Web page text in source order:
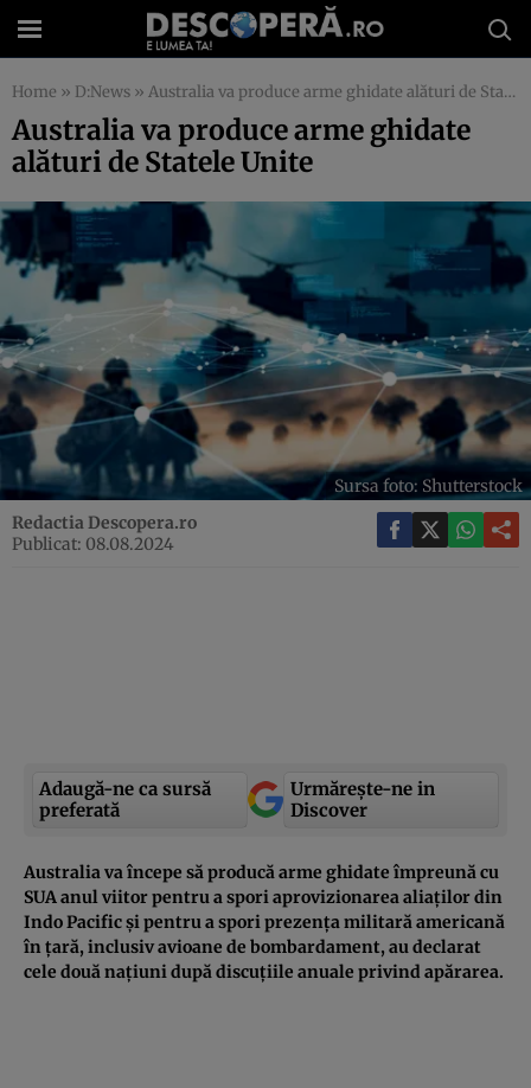
Home » D:News » Australia va produce arme ghidate alături de Statele Unite
Australia va produce arme ghidate
alături de Statele Unite
Sursa foto: Shutterstock
Redactia Descopera.ro
Publicat: 08.08.2024
Adaugă-ne ca sursă
preferată
Urmărește-ne in
Discover
Australia va începe să producă arme ghidate împreună cu
SUA anul viitor pentru a spori aprovizionarea aliaților din
Indo Pacific și pentru a spori prezența militară americană
în țară, inclusiv avioane de bombardament, au declarat
cele două națiuni după discuțiile anuale privind apărarea.